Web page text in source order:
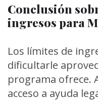
Conclusión
ingresos para
Los límites de
dificultarle
programa ofrece.
acceso a ayuda